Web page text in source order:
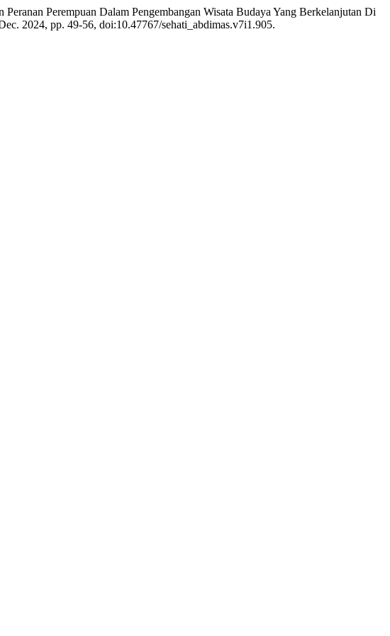
Perempuan Dalam Pengembangan Wisata Budaya Yang Berkelanjutan Di
2024, pp. 49-56, doi:10.47767/sehati_abdimas.v7i1.905.